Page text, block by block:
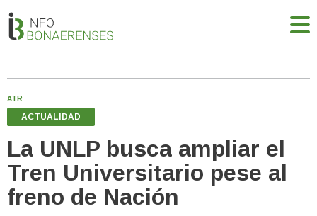
ATR
ACTUALIDAD
La UNLP busca ampliar el
Tren Universitario pese al
freno de Nación